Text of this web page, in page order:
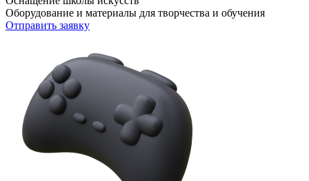
Оборудование и материалы для творчества и обучения
Отправить заявку